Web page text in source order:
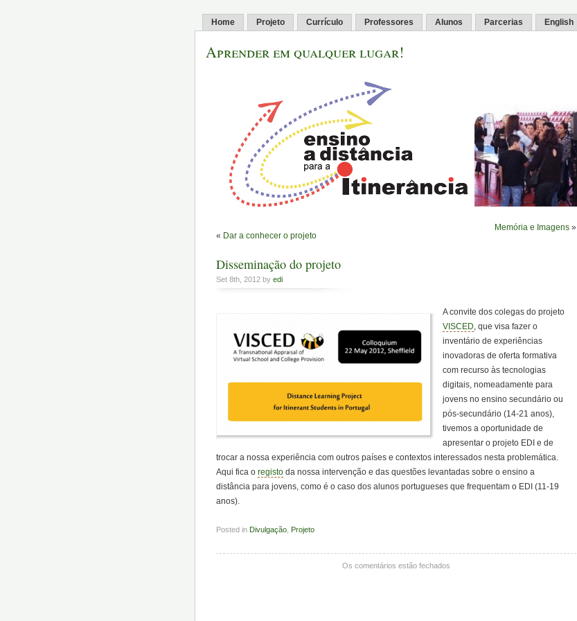
Home Projeto Currículo Professores Alunos Parcerias English
Aprender em qualquer lugar!
« Dar a conhecer o projeto
Memória e Imagens »
Disseminação do projeto
Set 8th, 2012 by edi
A convite dos colegas do projeto
VISCED, que visa fazer o
inventário de experiências
inovadoras de oferta formativa
com recurso às tecnologias
digitais, nomeadamente para
jovens no ensino secundário ou
pós-secundário (14-21 anos),
tivemos a oportunidade de
apresentar o projeto EDI e de
trocar a nossa experiência com outros países e contextos interessados nesta problemática.
Aqui fica o registo da nossa intervenção e das questões levantadas sobre o ensino a
distância para jovens, como é o caso dos alunos portugueses que frequentam o EDI (11-19
anos).
Posted in Divulgação Projeto
Os comentários estão fechados